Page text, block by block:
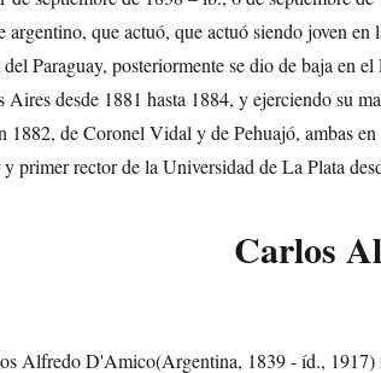
argentino, que actuó, que actuó siendo joven
Paraguay, posteriormente se dio de baja en
Aires desde 1881 hasta 1884, y ejerciendo su
1882, de Coronel Vidal y de Pehuajó, ambas
primer rector de la Universidad de La Plata
Carlos